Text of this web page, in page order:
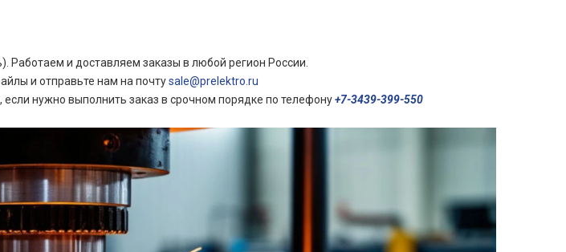
Работаем и доставляем заказы в любой регион России.
и отправьте нам на почтуsale@prelektro.ru
нужно выполнить заказ в срочном порядке по телефону+7-3439-399-550